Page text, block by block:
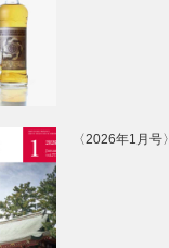
〈2026年1月号〉